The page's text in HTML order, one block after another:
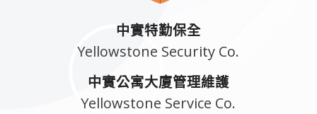
中實特勤保全
Yellowstone Security Co.
中實公寓大廈管理維護
Yellowstone Service Co.